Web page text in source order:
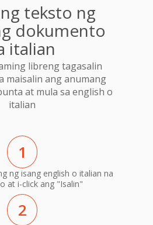
teksto ng
dokumento
italian
libreng tagasalin
maisalin ang anumang
at mula sa english o
italian
1
ng isang english o italian na
at i-click ang "Isalin"
2